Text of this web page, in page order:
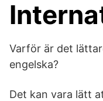
Varför är det
engelska?
Det kan vara lätt